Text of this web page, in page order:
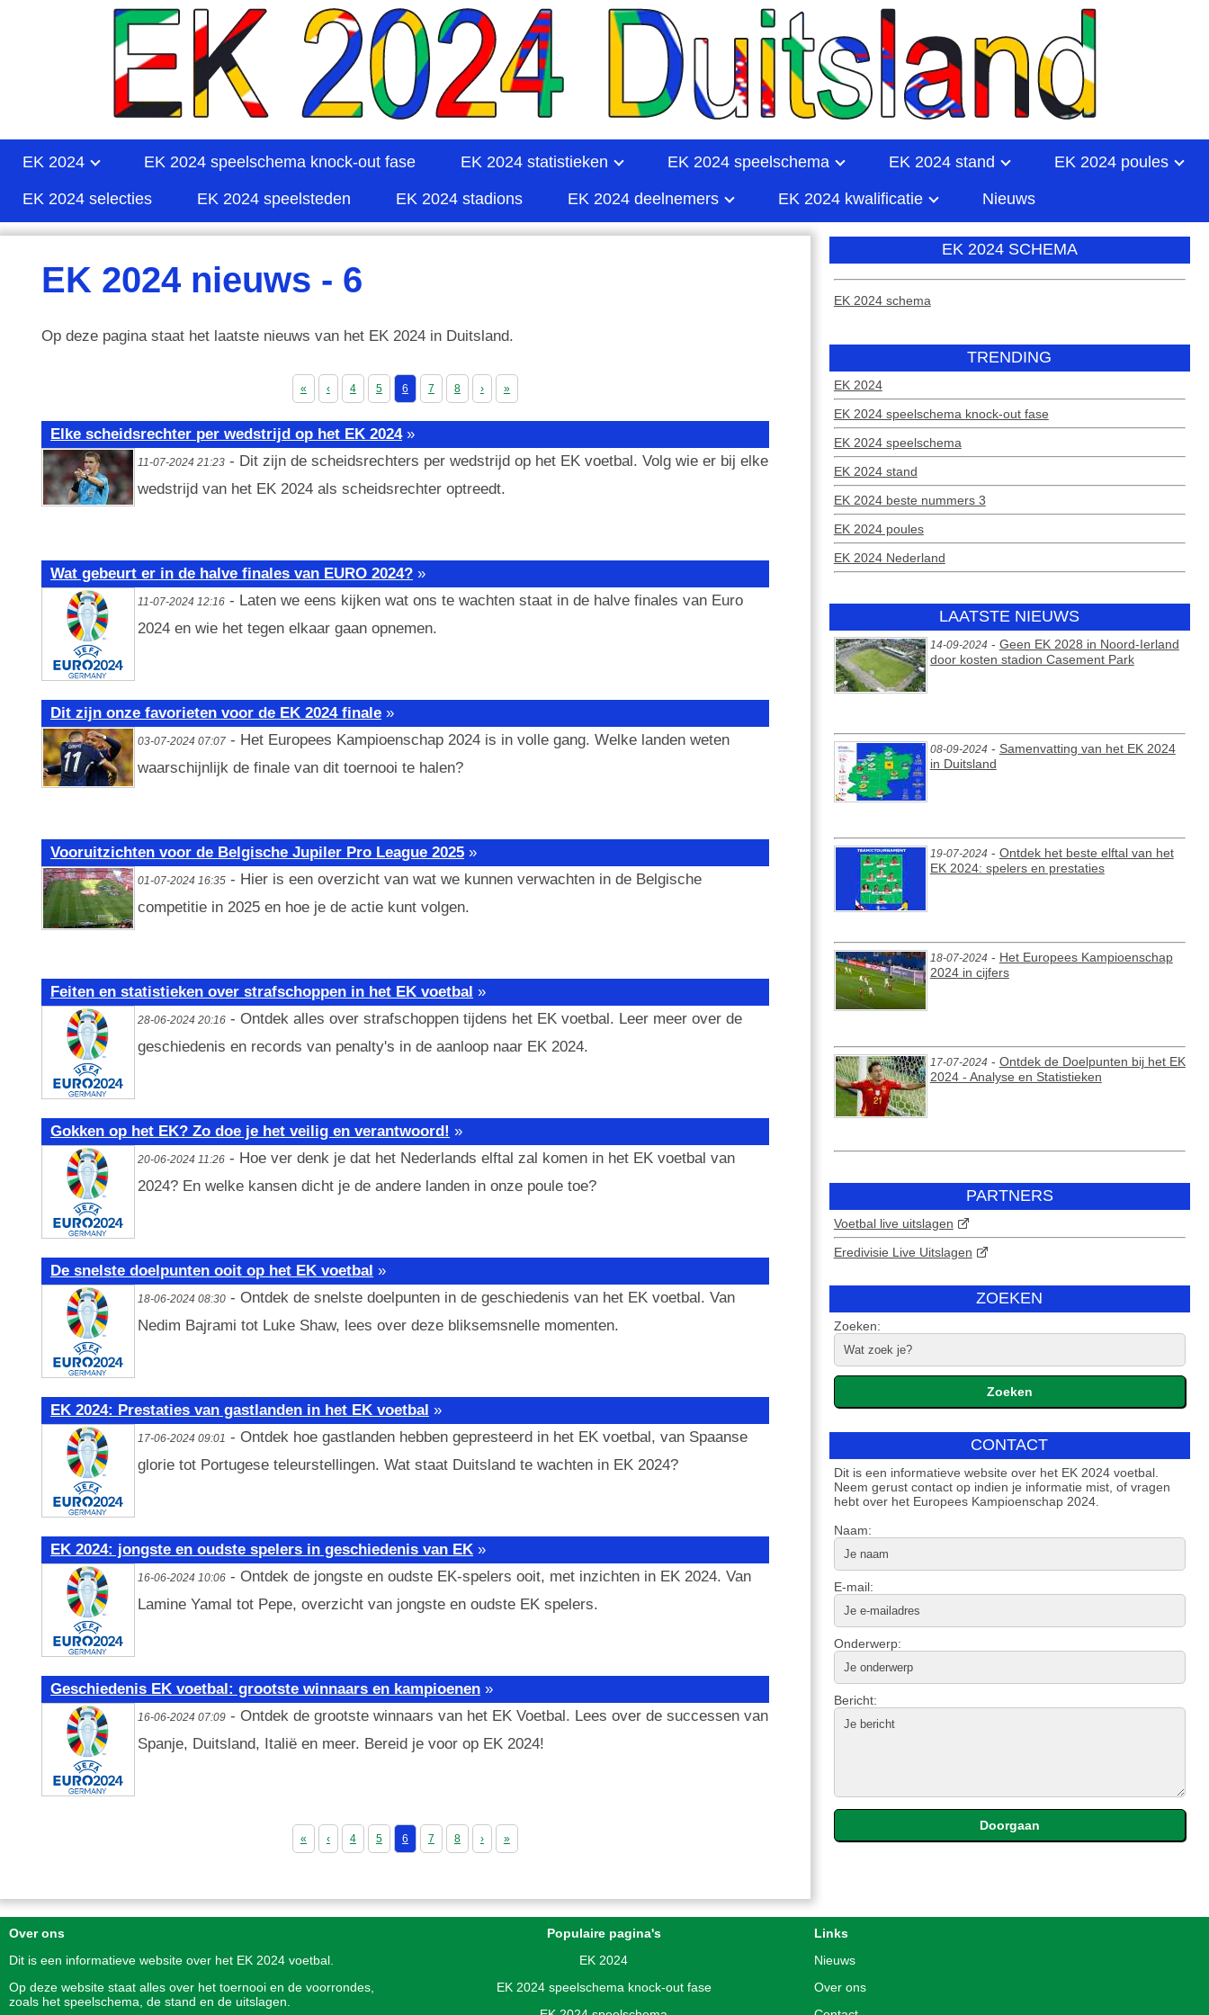
EK 2024 EK 2024 speelschema knock-out fase EK 2024 statistieken EK 2024 speelschema EK 2024 stand EK 2024 poules
EK 2024 selecties EK 2024 speelsteden EK 2024 stadions EK 2024 deelnemers EK 2024 kwalificatie Nieuws
EK 2024 nieuws - 6
Op deze pagina staat het laatste nieuws van het EK 2024 in Duitsland.
« ‹ 4 5 6 7 8 › »
Elke scheidsrechter per wedstrijd op het EK 2024»
11-07-2024 21:23 - Dit zijn de scheidsrechters per wedstrijd op het EK voetbal. Volg wie er bij elke
wedstrijd van het EK 2024 als scheidsrechter optreedt.
Wat gebeurt er in de halve finales van EURO 2024? »
11-07-2024 12:16 - Laten we eens kijken wat ons te wachten staat in de halve finales van Euro
2024 en wie het tegen elkaar gaan opnemen.
Dit zijn onze favorieten voor de EK 2024 finale »
03-07-2024 07:07 - Het Europees Kampioenschap 2024 is in volle gang. Welke landen weten
waarschijnlijk de finale van dit toernooi te halen?
Vooruitzichten voor de Belgische Jupiler Pro League 2025 »
01-07-2024 16:35 - Hier is een overzicht van wat we kunnen verwachten in de Belgische
competitie in 2025 en hoe je de actie kunt volgen.
Feiten en statistieken over strafschoppen in het EK voetbal »
28-06-2024 20:16 - Ontdek alles over strafschoppen tijdens het EK voetbal. Leer meer over de
geschiedenis en records van penalty's in de aanloop naar EK 2024.
Gokken op het EK? Zo doe je het veilig en verantwoord! »
20-06-2024 11:26 - Hoe ver denk je dat het Nederlands elftal zal komen in het EK voetbal van
2024? En welke kansen dicht je de andere landen in onze poule toe?
De snelste doelpunten ooit op het EK voetbal »
18-06-2024 08:30 - Ontdek de snelste doelpunten in de geschiedenis van het EK voetbal. Van
Nedim Bajrami tot Luke Shaw, lees over deze bliksemsnelle momenten.
EK 2024: Prestaties van gastlanden in het EK voetbal »
17-06-2024 09:01 - Ontdek hoe gastlanden hebben gepresteerd in het EK voetbal, van Spaanse
glorie tot Portugese teleurstellingen. Wat staat Duitsland te wachten in EK 2024?
EK 2024: jongste en oudste spelers in geschiedenis van EK »
16-06-2024 10:06 - Ontdek de jongste en oudste EK-spelers ooit, met inzichten in EK 2024. Van
Lamine Yamal tot Pepe, overzicht van jongste en oudste EK spelers.
Geschiedenis EK voetbal: grootste winnaars en kampioenen »
16-06-2024 07:09 - Ontdek de grootste winnaars van het EK Voetbal. Lees over de successen van
Spanje, Duitsland, Italië en meer. Bereid je voor op EK 2024!
« ‹ 4 5 6 7 8 › »
EK 2024 SCHEMA
EK 2024 schema
TRENDING
EK 2024
EK 2024 speelschema knock-out fase
EK 2024 speelschema
EK 2024 stand
EK 2024 beste nummers 3
EK 2024 poules
EK 2024 Nederland
LAATSTE NIEUWS
14-09-2024 - Geen EK 2028 in Noord-Ierland
door kosten stadion Casement Park
08-09-2024 - Samenvatting van het EK 2024
in Duitsland
19-07-2024 - Ontdek het beste elftal van het
EK 2024: spelers en prestaties
18-07-2024 - Het Europees Kampioenschap
2024 in cijfers
17-07-2024 - Ontdek de Doelpunten bij het EK
2024 - Analyse en Statistieken
PARTNERS
Voetbal live uitslagen
Eredivisie Live Uitslagen
ZOEKEN
Zoeken:
CONTACT
Dit is een informatieve website over het EK 2024 voetbal.
Neem gerust contact op indien je informatie mist, of vragen
hebt over het Europees Kampioenschap 2024.
Naam:
E-mail:
Onderwerp:
Bericht:
Over ons
Dit is een informatieve website over het EK 2024 voetbal.
Op deze website staat alles over het toernooi en de voorrondes,
zoals het speelschema, de stand en de uitslagen.
Populaire pagina's
EK 2024
EK 2024 speelschema knock-out fase
Links
Nieuws
Over ons